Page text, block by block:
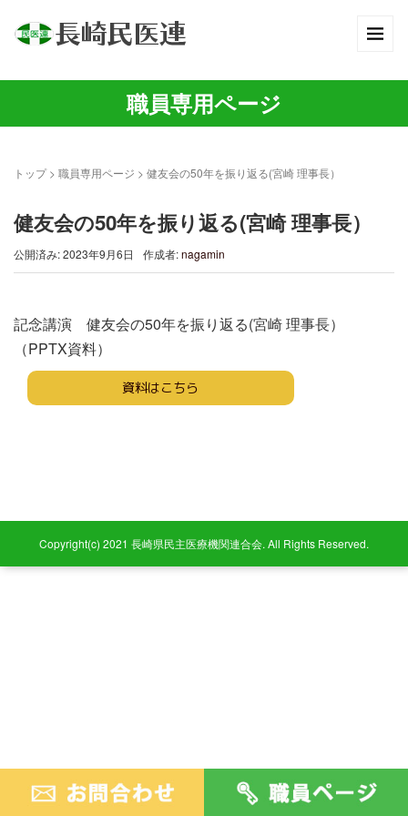
職員専用ページ
トップ> 職員専用ページ > 健友会の50年を振り返る(宮崎 理事長）
健友会の50年を振り返る(宮崎 理事長）
公開済み: 2023年9月6日 作成者:nagamin
記念講演 健友会の50年を振り返る(宮崎 理事長）
（PPTX資料）
資料はこちら
Copyright(c) 2021 長崎県民主医療機関連合会. All Rights Reserved.